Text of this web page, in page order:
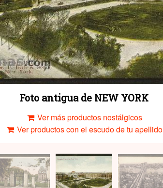
Foto antigua de NEW YORK
Ver más productos nostálgicos
Ver productos con el escudo de tu apellido